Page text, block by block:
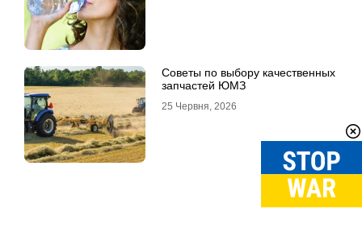
Советы по выбору качественных
запчастей ЮМЗ
25 Червня, 2026